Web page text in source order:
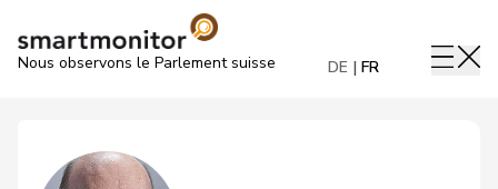
Nous observons le Parlement suisse DE FR